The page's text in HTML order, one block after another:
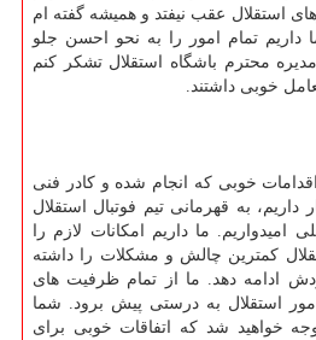
استقلال عقب نیفتد و همیشه گفته ام
داریم تمام امور را به نحو احسن جلو
محترم باشگاه استقلال تشکر کنم
خوبی داشتند.
خوبی که انجام شده و کادر فنی
به قهرمانی تیم فوتبال استقلال
ما داریم امکانات لازم را
کمترین چالش و مشکلات را داشته
ادامه دهد. ما از تمام ظرفیت های
استقلال به درستی پیش برود. شما
خواهید شد که اتفاقات خوبی برای